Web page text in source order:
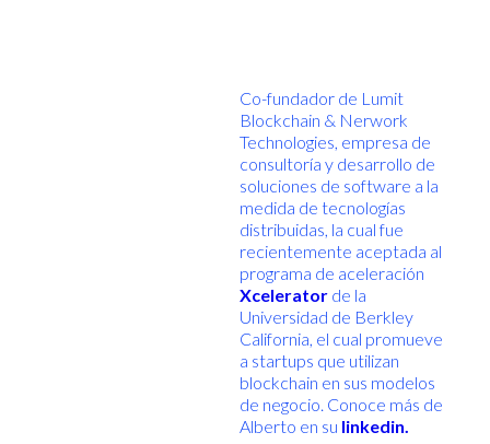
Co-fundador de Lumit
Blockchain & Nerwork
Technologies, empresa de
consultoría y desarrollo de
soluciones de software a la
medida de tecnologías
distribuidas, la cual fue
recientemente aceptada al
programa de aceleración
Xceleratorde la
Universidad de Berkley
California, el cual promueve
a startups que utilizan
blockchain en sus modelos
de negocio. Conoce más de
Alberto en su linkedin.